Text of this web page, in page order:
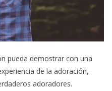
pueda demostrar con una
de la adoración,
adoradores.